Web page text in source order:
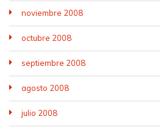
noviembre 2008
octubre 2008
septiembre 2008
agosto 2008
julio 2008